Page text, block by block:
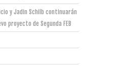
y Jadin Schilb continuarán
proyecto de Segunda FEB